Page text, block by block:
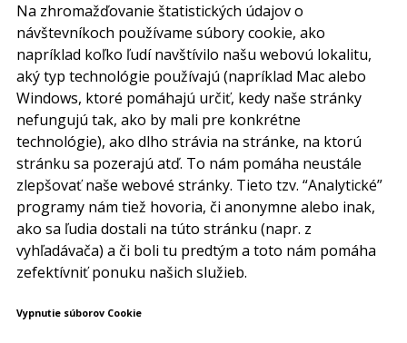
Na zhromažďovanie štatistických údajov o
návštevníkoch používame súbory cookie, ako
napríklad koľko ľudí navštívilo našu webovú lokalitu,
aký typ technológie používajú (napríklad Mac alebo
Windows, ktoré pomáhajú určiť, kedy naše stránky
nefungujú tak, ako by mali pre konkrétne
technológie), ako dlho strávia na stránke, na ktorú
stránku sa pozerajú atď. To nám pomáha neustále
zlepšovať naše webové stránky. Tieto tzv. “Analytické”
programy nám tiež hovoria, či anonymne alebo inak,
ako sa ľudia dostali na túto stránku (napr. z
vyhľadávača) a či boli tu predtým a toto nám pomáha
zefektívniť ponuku našich služieb.
Vypnutie súborov Cookie